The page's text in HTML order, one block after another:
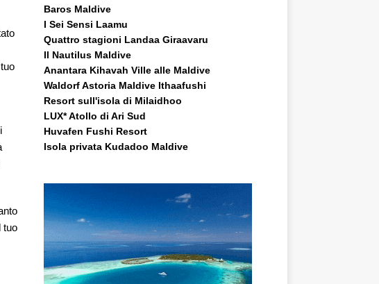
tuo
Baros Maldive
I Sei Sensi Laamu
Quattro stagioni Landaa Giraavaru
Il Nautilus Maldive
Anantara Kihavah Ville alle Maldive
Waldorf Astoria Maldive Ithaafushi
Resort sull'isola di Milaidhoo
LUX* Atollo di Ari Sud
Huvafen Fushi Resort
Isola privata Kudadoo Maldive